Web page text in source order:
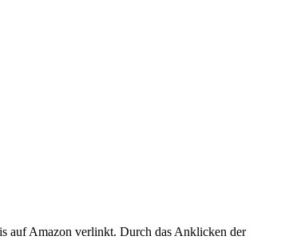
auf Amazon verlinkt. Durch das Anklicken der